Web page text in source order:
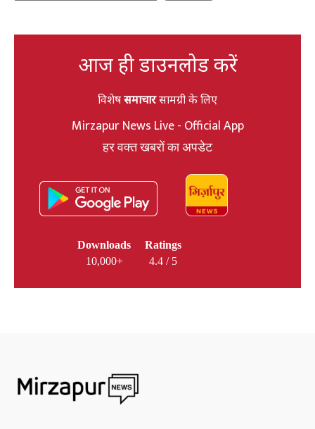
आज ही डाउनलोड करें
विशेषसमाचारसामग्री के लिए
Mirzapur News Live - Official App
हर वक्त खबरों का अपडेट
Downloads
10,000+
Ratings
4.4 / 5